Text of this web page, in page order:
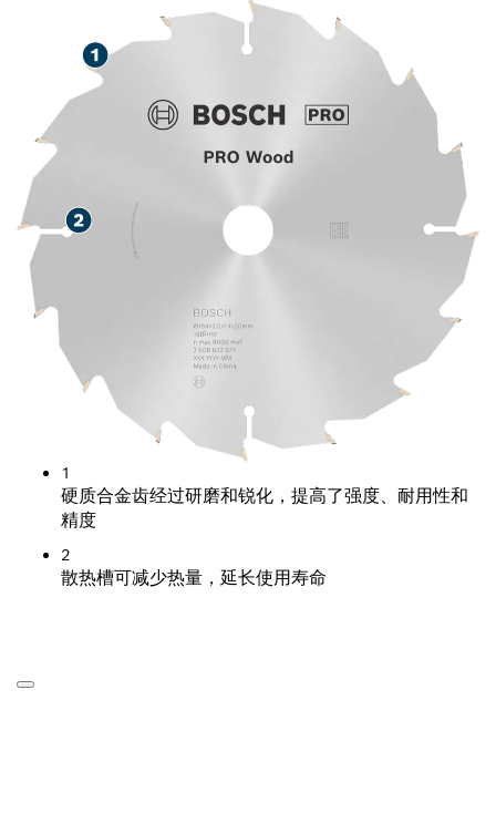
1
硬质合金齿经过研磨和锐化，提高了强度、耐用性和
精度
2
散热槽可减少热量，延长使用寿命